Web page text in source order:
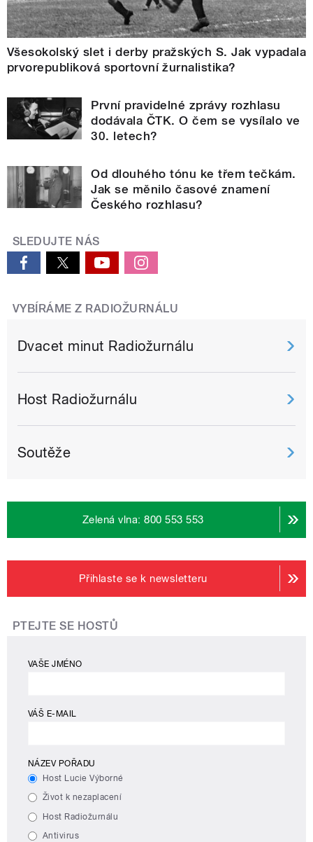
Všesokolský slet i derby pražských S. Jak vypadala
prvorepubliková sportovní žurnalistika?
První pravidelné zprávy rozhlasu
dodávala ČTK. O čem se vysílalo ve
30. letech?
Od dlouhého tónu ke třem tečkám.
Jak se měnilo časové znamení
Českého rozhlasu?
SLEDUJTE NÁS
VYBÍRÁME Z RADIOŽURNÁLU
Dvacet minut Radiožurnálu
Host Radiožurnálu
Soutěže
Zelená vlna: 800 553 553
Přihlaste se k newsletteru
PTEJTE SE HOSTŮ
VAŠE JMÉNO
VÁŠ E-MAIL
NÁZEV POŘADU
Host Lucie Výborné
Život k nezaplacení
Host Radiožurnálu
Antivirus